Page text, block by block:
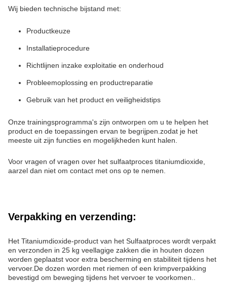
Wij bieden technische bijstand met:
Productkeuze
Installatieprocedure
Richtlijnen inzake exploitatie en onderhoud
Probleemoplossing en productreparatie
Gebruik van het product en veiligheidstips
Onze trainingsprogramma's zijn ontworpen om u te helpen het
product en de toepassingen ervan te begrijpen.zodat je het
meeste uit zijn functies en mogelijkheden kunt halen.
Voor vragen of vragen over het sulfaatproces titaniumdioxide,
aarzel dan niet om contact met ons op te nemen.
Verpakking en verzending:
Het Titaniumdioxide-product van het Sulfaatproces wordt verpakt
en verzonden in 25 kg veellagige zakken die in houten dozen
worden geplaatst voor extra bescherming en stabiliteit tijdens het
vervoer.De dozen worden met riemen of een krimpverpakking
bevestigd om beweging tijdens het vervoer te voorkomen..